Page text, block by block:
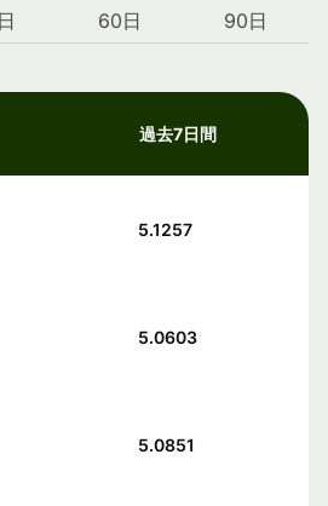
60日 90日
過去7日間
5.1257
5.0603
5.0851